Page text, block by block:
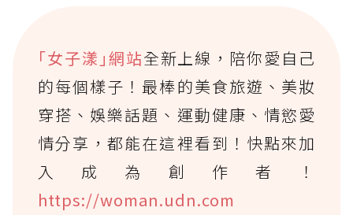
｢女子漾｣網站全新上線，陪你愛自己
的每個樣子！最棒的美食旅遊、美妝
穿搭、娛樂話題、運動健康、情慾愛
情分享，都能在這裡看到！快點來加
入成為創作者！
https://woman.udn.com